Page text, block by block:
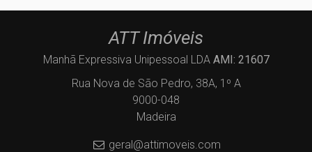
ATT Imóveis
Manhã Expressiva Unipessoal LDA AMI: 21607
Rua Nova de São Pedro, 38A, 1º A
9000-048
Madeira
geral@attimoveis.com